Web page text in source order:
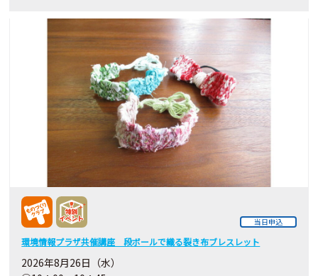
当日申込
環境情報プラザ共催講座 段ボールで織る裂き布ブレスレット
2026年8月26日（水）